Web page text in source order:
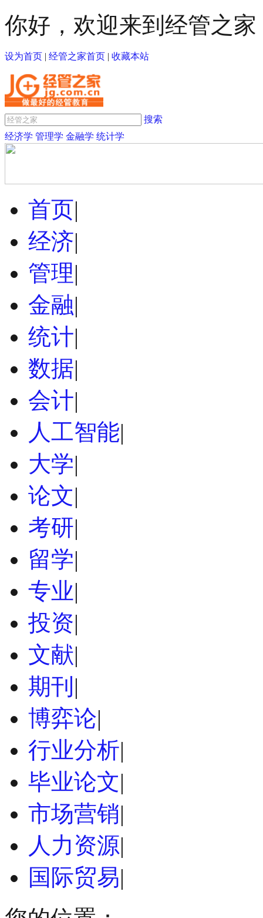
你好，欢迎来到经管之家
设为首页 | 经管之家首页 | 收藏本站
搜索
经济学 管理学 金融学 统计学
首页|
经济|
管理|
金融|
统计|
数据|
会计|
人工智能|
大学|
论文|
考研|
留学|
专业|
投资|
文献|
期刊 |
博弈论|
行业分析|
毕业论文|
市场营销|
人力资源|
国际贸易|